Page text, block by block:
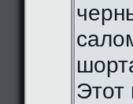
Этот